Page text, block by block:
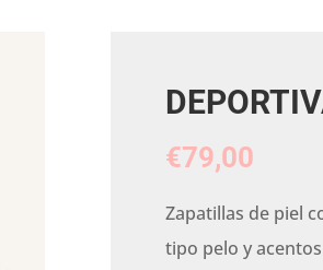
€79,00
Zapatillas de piel
tipo pelo y